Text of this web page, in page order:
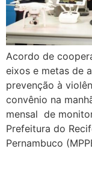
Acordo de
eixos e metas de
prevenção à
convênio na
mensal de
Prefeitura do
Pernambuco